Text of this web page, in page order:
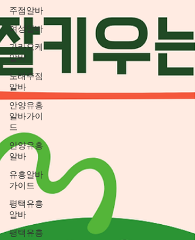
주점알바
여성알바
가라오케
알바
노래주점
알바
안양유흥
알바가이
드
안양유흥
알바
유흥알바
가이드
평택유흥
알바
평택유흥